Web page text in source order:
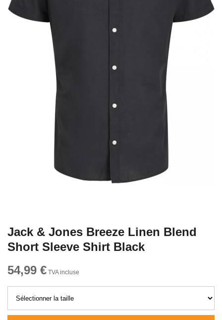
Jack & Jones Breeze Linen Blend
Short Sleeve Shirt Black
54,99 € TVA incluse